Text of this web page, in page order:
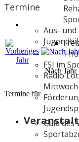
Aus-
FSJ im
Radio
Mittwoch
Gala des
Termine
Nach Jahr
Termine für